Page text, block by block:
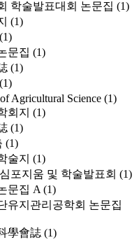
학술발표대회 논문집 (1)
(1)
(1)
문집 (1)
(1)
(1)
Agricultural Science (1)
회지 (1)
(1)
(1)
술지 (1)
포지움 및 학술발표회 (1)
문집 A (1)
유지관리공학회 논문집
學會誌 (1)